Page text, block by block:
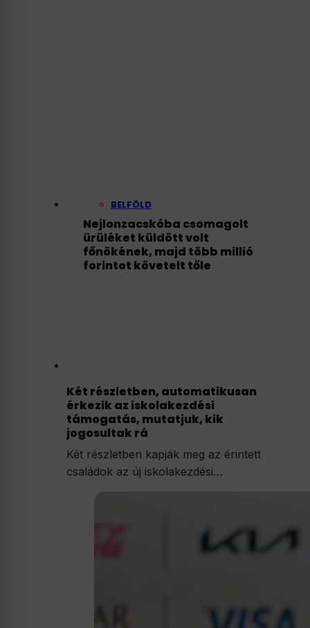
BELFÖLD
Nejlonzacskóba csomagolt
ürüléket küldött volt
főnökének, majd több millió
forintot követelt tőle
Két részletben, automatikusan
érkezik az iskolakezdési
támogatás, mutatjuk, kik
jogosultak rá
Két részletben kapják meg az érintett
családok az új iskolakezdési…